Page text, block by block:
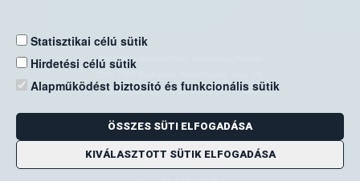
Statisztikai célú sütik
Hirdetési célú sütik
Alapműködést biztosító és funkcionális sütik
ÖSSZES SÜTI ELFOGADÁSA
KIVÁLASZTOTT SÜTIK ELFOGADÁSA
Nemzeti Élelmiszerlánc-biztonsági Hivatal
Levelezési cím: 1525 Budapest. Pf. 30.
E-mail:ugyfelszolgalat@nebih.gov.hu
Zöld szám: 06-80/263-244
Telefon: 06-1/ 336-9000